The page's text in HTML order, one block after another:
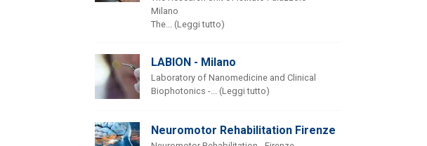
Milano
The... (Leggi tutto)
LABION - Milano
Laboratory of Nanomedicine and Clinical
Biophotonics -... (Leggi tutto)
Neuromotor Rehabilitation Firenze